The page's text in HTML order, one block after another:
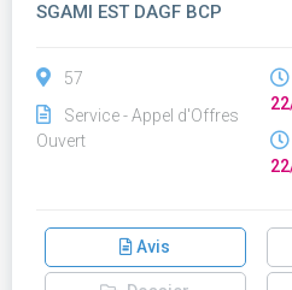
SGAMI EST DAGF BCP
57
Service - Appel d'Offres
Ouvert
Avis